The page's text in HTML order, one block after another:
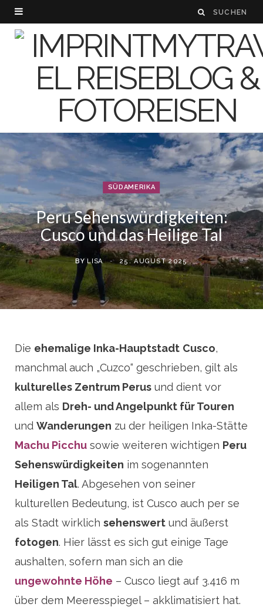
SÜDAMERIKA
Peru Sehenswürdigkeiten:
Cusco und das Heilige Tal
BY LISA 25. AUGUST 2025
Die ehemalige Inka-Hauptstadt Cusco,
manchmal auch „Cuzco“ geschrieben, gilt als
kulturelles Zentrum Perus und dient vor
allem als Dreh- und Angelpunkt für Touren
und Wanderungen zu der heiligen Inka-Stätte
Machu Picchu sowie weiteren wichtigen Peru
Sehenswürdigkeiten im sogenannten
Heiligen Tal. Abgesehen von seiner
kulturellen Bedeutung, ist Cusco auch per se
als Stadt wirklich sehenswert und äußerst
fotogen. Hier lässt es sich gut einige Tage
aushalten, sofern man sich an die
ungewohnte Höhe – Cusco liegt auf 3.416 m
über dem Meeresspiegel – akklimatisiert hat.